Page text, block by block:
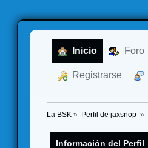
Inicio Foro
Registrarse
La BSK » Perfil de jaxsnop »
Información del Perfil